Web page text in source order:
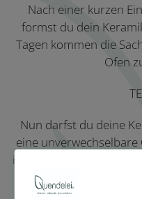
Nach einer kurzen
formst du dein
Tagen kommen die
Ofen
Nun darfst du deine
eine
ich dir eine Auswahl an